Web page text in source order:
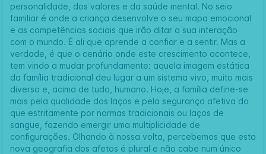
personalidade, dos valores e da saúde mental. No seio
familiar é onde a criança desenvolve o seu mapa emocional
e as competências sociais que irão ditar a sua interação
com o mundo. É ali que aprende a confiar e a sentir. Mas a
verdade, é que o cenário onde este crescimento acontece,
tem vindo a mudar profundamente: aquela imagem estática
da família tradicional deu lugar a um sistema vivo, muito mais
diverso e, acima de tudo, humano. Hoje, a família define-se
mais pela qualidade dos laços e pela segurança afetiva do
que estritamente por normas tradicionais ou laços de
sangue, fazendo emergir uma multiplicidade de
configurações. Olhando à nossa volta, percebemos que esta
nova geografia dos afetos é plural e não cabe num único